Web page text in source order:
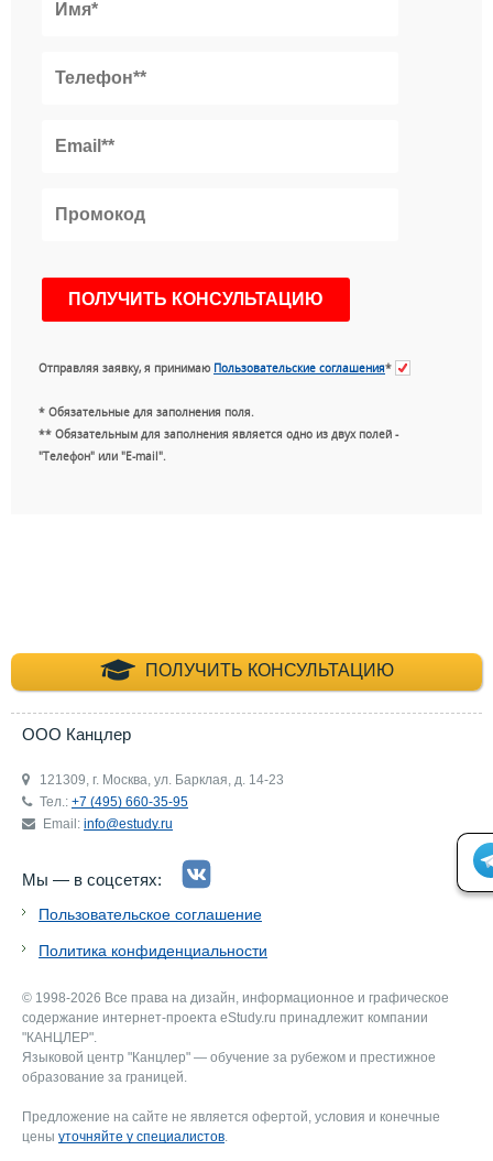
Отправляя заявку, я принимаю Пользовательские соглашения*
* Обязательные для заполнения поля.
** Обязательным для заполнения является одно из двух полей -
"Телефон" или "E-mail".
ПОЛУЧИТЬ КОНСУЛЬТАЦИЮ
+7 (495) 660-35-
ООО Канцлер
121309, г. Москва, ул. Барклая, д. 14-23
Тел.: +7 (495) 660-35-95
Email: info@estudy.ru
Мы — в соцсетях:
Пользовательское соглашение
Политика конфиденциальности
© 1998-2026 Все права на дизайн, информационное и графическое
содержание интернет-проекта eStudy.ru принадлежит компании
"КАНЦЛЕР".
Языковой центр "Канцлер" — обучение за рубежом и престижное
образование за границей.
Предложение на сайте не является офертой, условия и конечные
цены уточняйте у специалистов